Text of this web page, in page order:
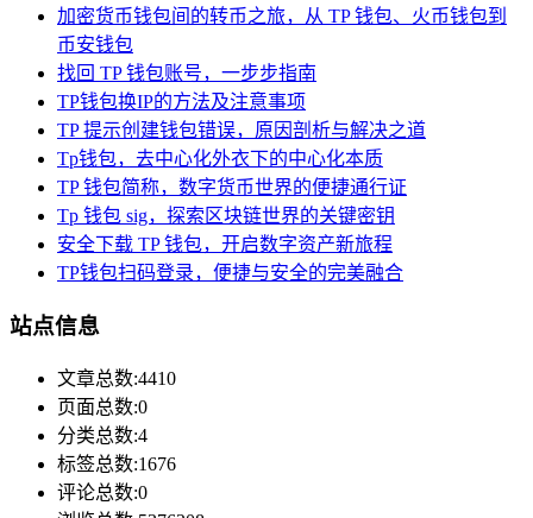
加密货币钱包间的转币之旅，从 TP 钱包、火币钱包到
币安钱包
找回 TP 钱包账号，一步步指南
TP钱包换IP的方法及注意事项
TP 提示创建钱包错误，原因剖析与解决之道
Tp钱包，去中心化外衣下的中心化本质
TP 钱包简称，数字货币世界的便捷通行证
Tp 钱包 sig，探索区块链世界的关键密钥
安全下载 TP 钱包，开启数字资产新旅程
TP钱包扫码登录，便捷与安全的完美融合
站点信息
文章总数:4410
页面总数:0
分类总数:4
标签总数:1676
评论总数:0